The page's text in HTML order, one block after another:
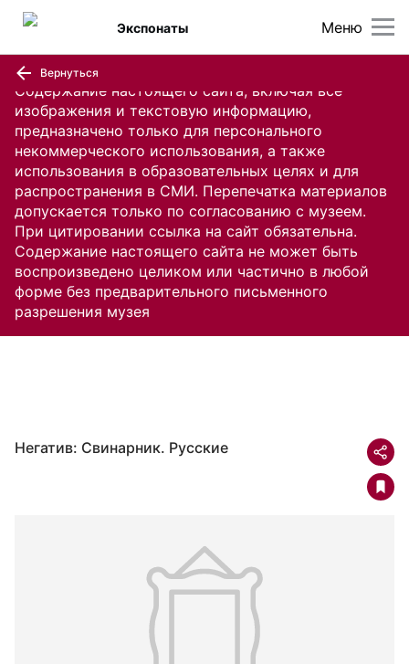
Содержание настоящего сайта, включая все
изображения и текстовую информацию,
предназначено только для персонального
некоммерческого использования, а также
использования в образовательных целях и для
распространения в СМИ. Перепечатка материалов
допускается только по согласованию с музеем.
При цитировании ссылка на сайт обязательна.
Содержание настоящего сайта не может быть
воспроизведено целиком или частично в любой
форме без предварительного письменного
разрешения музея
Меню
Экспонаты
Вернуться
Негатив: Свинарник. Русские